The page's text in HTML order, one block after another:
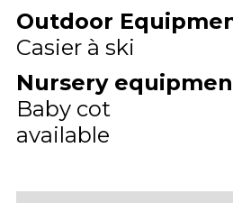
Outdoor
Casier à ski
Nursery
Baby cot
available